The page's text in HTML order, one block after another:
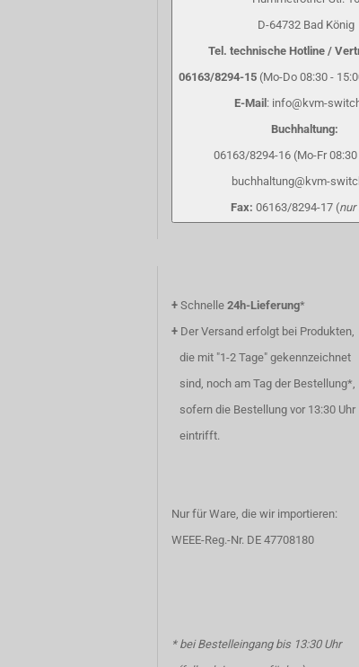
D-64732 Bad König
Tel. technische Hotline /
06163/8294-15 (Mo-Do 08:30 -
E-Mail : info@kvm-
Buchhaltung:
06163/8294-16 (Mo-Fr 08:30
buchhaltung@kvm-
Fax: 06163/8294-17 (nur
+ Schnelle 24h-Lieferung*
+ Der Versand erfolgt bei Produkten,
die mit "1-2 Tage" gekennzeichnet
sind, noch am Tag der Bestellung*,
sofern die Bestellung vor 13:30 Uhr
eintrifft.
Nur für Ware, die wir importieren:
WEEE-Reg.-Nr. DE 47708180
* bei Bestelleingang bis 13:30 Uhr